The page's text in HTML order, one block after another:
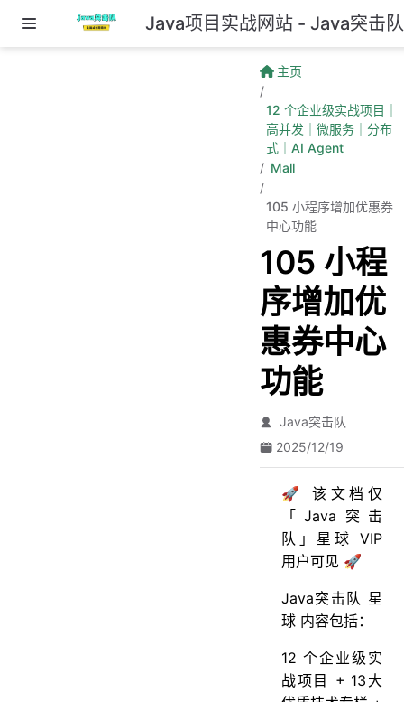
跳至主要內容 Java项目实战网站 - Java突击队
主页
12 个企业级实战项目｜
高并发｜微服务｜分布
式｜AI Agent
Mall
105 小程序增加优惠券
中心功能
105 小程
序增加优
惠券中心
功能
Java突击队
2025/12/19
🚀 该文档仅
「Java突击
队」星球 VIP
用户可见 🚀
Java突击队 星
球 内容包括：
12 个企业级实
战项目 + 13大